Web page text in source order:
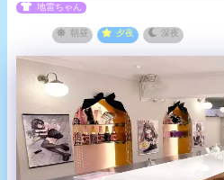
地雷ちゃん
朝昼 夕夜 深夜